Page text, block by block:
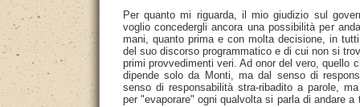
Per quanto mi riguarda, il mio giudizio sul
voglio concedergli ancora una possibilità per
mani, quanto prima e con molta decisione, in
del suo discorso programmatico e di cui non si
primi provvedimenti veri. Ad onor del vero, quello
dipende solo da Monti, ma dal senso di
senso di responsabilità stra-ribadito a parole,
per "evaporare" ogni qualvolta si parla di andare